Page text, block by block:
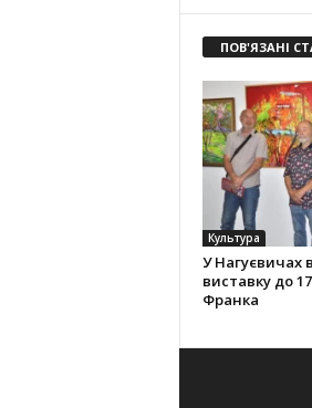
ПОВ'ЯЗАНІ
Культура
У Нагуєвичах
виставку до
Франка